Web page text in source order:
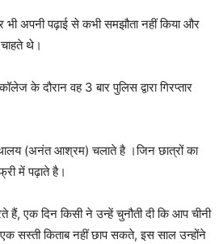
भी अपनी पढ़ाई से कभी समझौता नहीं किया और
थे।
के दौरान वह 3 बार पुलिस द्वारा गिरप्तार
(अनंत आश्रम) चलाते है ।जिन छात्रों का
में पढ़ाते है।
हैं, एक दिन किसी ने उन्हें चुनौती दी कि आप चीनी
सस्ती किताब नहीं छाप सकते, इस साल उन्होंने